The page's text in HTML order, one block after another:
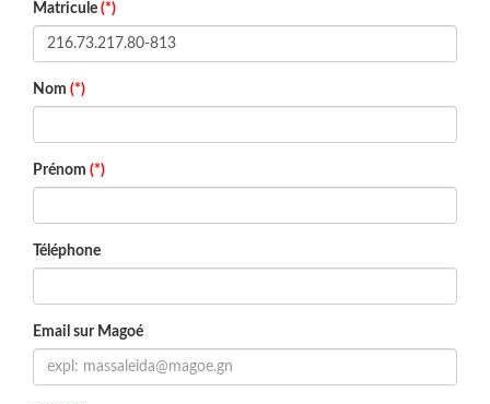
Matricule (*)
Nom (*)
Prénom (*)
Téléphone
Email sur Magoé